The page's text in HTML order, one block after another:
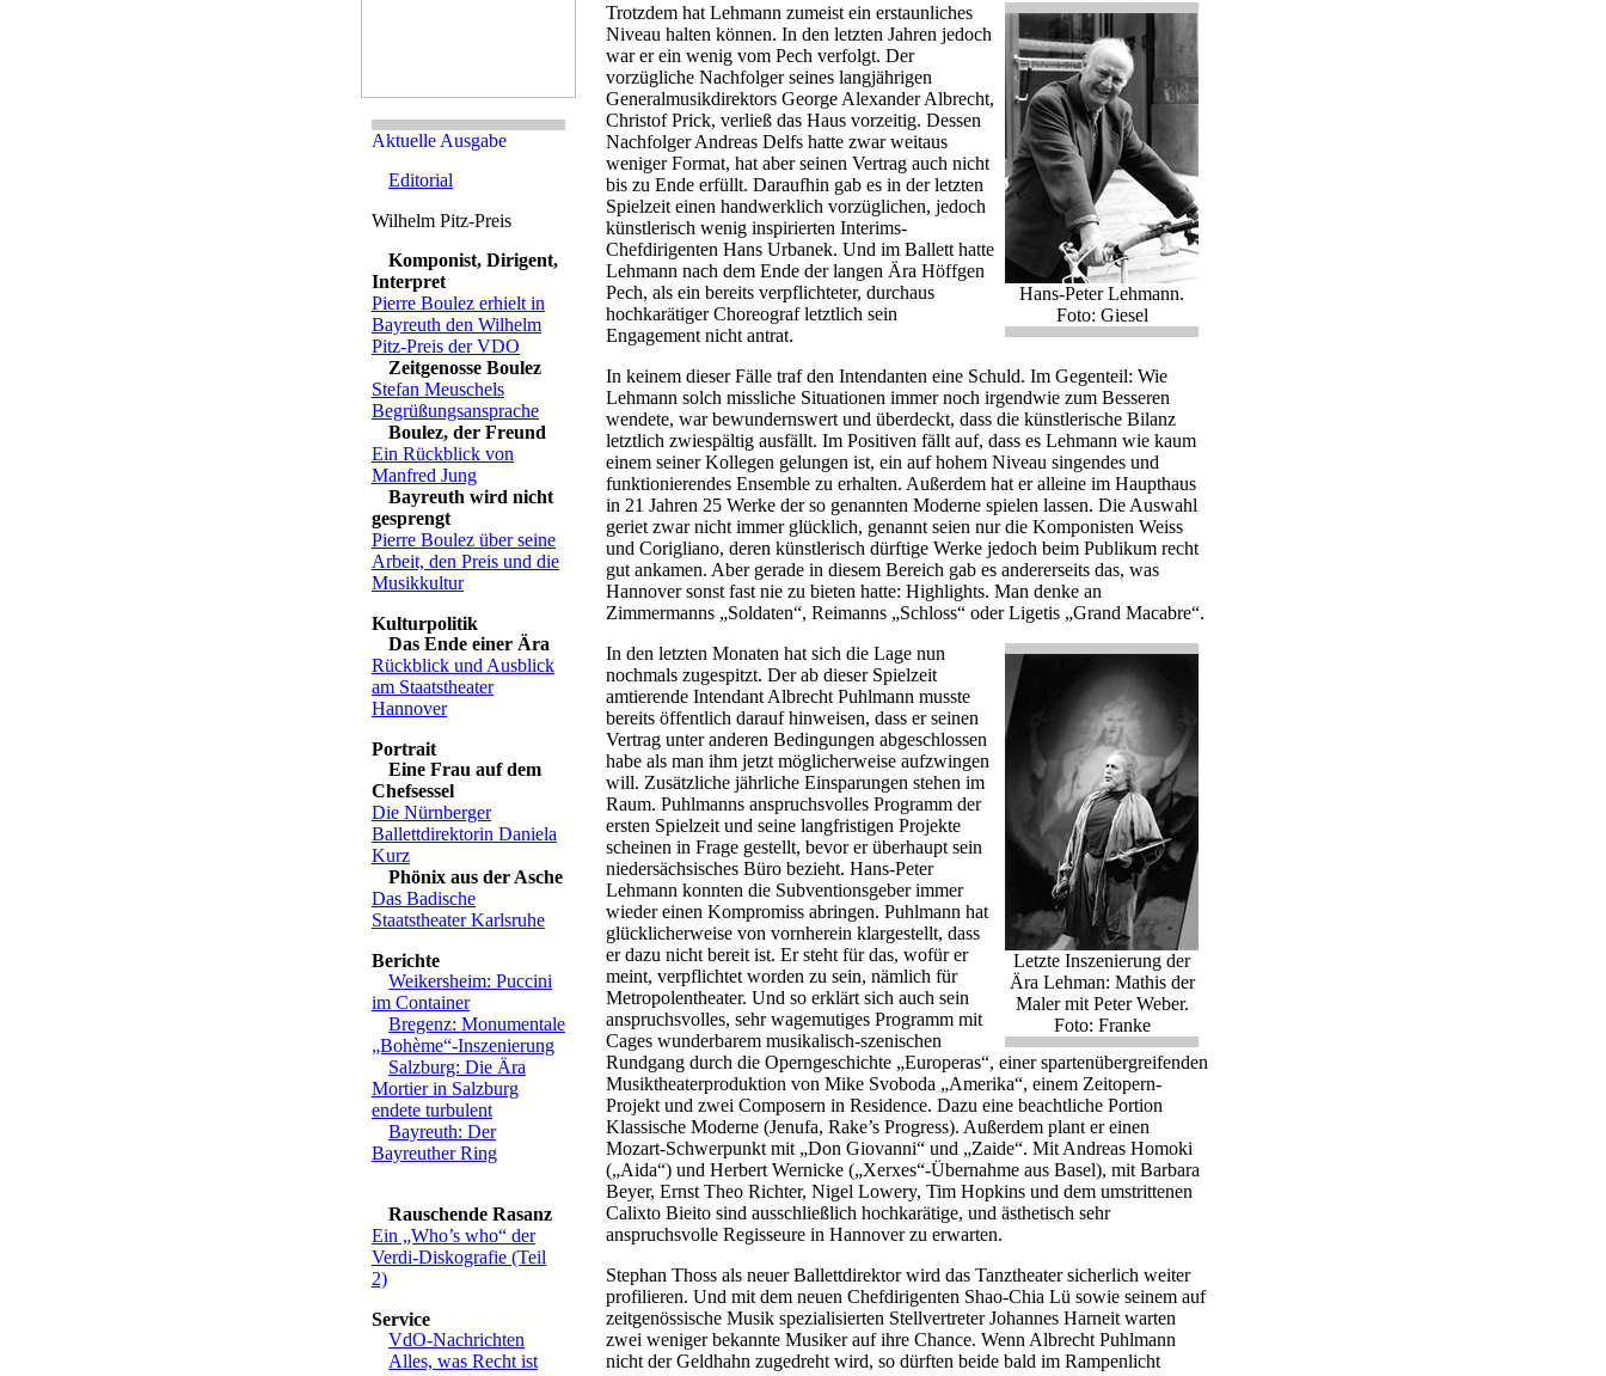
Editorial
Komponist, Dirigent,
Interpret
Pierre Boulez erhielt in
Bayreuth den Wilhelm
Pitz-Preis der VDO
Zeitgenosse Boulez
Stefan Meuschels
Begrüßungsansprache
Boulez, der Freund
Ein Rückblick von
Manfred Jung
Bayreuth wird nicht
gesprengt
Pierre Boulez über seine
Arbeit, den Preis und die
Musikkultur
Das Ende einer Ära
Rückblick und Ausblick
am Staatstheater
Hannover
Eine Frau auf dem
Chefsessel
Die Nürnberger
Ballettdirektorin Daniela
Kurz
Phönix aus der Asche
Das Badische
Staatstheater Karlsruhe
Weikersheim: Puccini
im Container
Bregenz: Monumentale
„Bohème“-Inszenierung
Salzburg: Die Ära
Mortier in Salzburg
endete turbulent
Bayreuth: Der
Bayreuther Ring
Rauschende Rasanz
Ein „Who’s who“ der
Verdi-Diskografie (Teil
2)
VdO-Nachrichten
Alles, was Recht ist
Hans-Peter Lehmann.
Foto: Giesel
Trotzdem hat Lehmann zumeist ein erstaunliches
Niveau halten können. In den letzten Jahren jedoch
war er ein wenig vom Pech verfolgt. Der
vorzügliche Nachfolger seines langjährigen
Generalmusikdirektors George Alexander Albrecht,
Christof Prick, verließ das Haus vorzeitig. Dessen
Nachfolger Andreas Delfs hatte zwar weitaus
weniger Format, hat aber seinen Vertrag auch nicht
bis zu Ende erfüllt. Daraufhin gab es in der letzten
Spielzeit einen handwerklich vorzüglichen, jedoch
künstlerisch wenig inspirierten Interims-
Chefdirigenten Hans Urbanek. Und im Ballett hatte
Lehmann nach dem Ende der langen Ära Höffgen
Pech, als ein bereits verpflichteter, durchaus
hochkarätiger Choreograf letztlich sein
Engagement nicht antrat.
In keinem dieser Fälle traf den Intendanten eine Schuld. Im Gegenteil: Wie
Lehmann solch missliche Situationen immer noch irgendwie zum Besseren
wendete, war bewundernswert und überdeckt, dass die künstlerische Bilanz
letztlich zwiespältig ausfällt. Im Positiven fällt auf, dass es Lehmann wie kaum
einem seiner Kollegen gelungen ist, ein auf hohem Niveau singendes und
funktionierendes Ensemble zu erhalten. Außerdem hat er alleine im Haupthaus
in 21 Jahren 25 Werke der so genannten Moderne spielen lassen. Die Auswahl
geriet zwar nicht immer glücklich, genannt seien nur die Komponisten Weiss
und Corigliano, deren künstlerisch dürftige Werke jedoch beim Publikum recht
gut ankamen. Aber gerade in diesem Bereich gab es andererseits das, was
Hannover sonst fast nie zu bieten hatte: Highlights. Man denke an
Zimmermanns „Soldaten“, Reimanns „Schloss“ oder Ligetis „Grand Macabre“.
Letzte Inszenierung der
Ära Lehman: Mathis der
Maler mit Peter Weber.
Foto: Franke
In den letzten Monaten hat sich die Lage nun
nochmals zugespitzt. Der ab dieser Spielzeit
amtierende Intendant Albrecht Puhlmann musste
bereits öffentlich darauf hinweisen, dass er seinen
Vertrag unter anderen Bedingungen abgeschlossen
habe als man ihm jetzt möglicherweise aufzwingen
will. Zusätzliche jährliche Einsparungen stehen im
Raum. Puhlmanns anspruchsvolles Programm der
ersten Spielzeit und seine langfristigen Projekte
scheinen in Frage gestellt, bevor er überhaupt sein
niedersächsisches Büro bezieht. Hans-Peter
Lehmann konnten die Subventionsgeber immer
wieder einen Kompromiss abringen. Puhlmann hat
glücklicherweise von vornherein klargestellt, dass
er dazu nicht bereit ist. Er steht für das, wofür er
meint, verpflichtet worden zu sein, nämlich für
Metropolentheater. Und so erklärt sich auch sein
anspruchsvolles, sehr wagemutiges Programm mit
Cages wunderbarem musikalisch-szenischen
Rundgang durch die Operngeschichte „Europeras“, einer spartenübergreifenden
Musiktheaterproduktion von Mike Svoboda „Amerika“, einem Zeitopern-
Projekt und zwei Composern in Residence. Dazu eine beachtliche Portion
Klassische Moderne (Jenufa, Rake’s Progress). Außerdem plant er einen
Mozart-Schwerpunkt mit „Don Giovanni“ und „Zaide“. Mit Andreas Homoki
(„Aida“) und Herbert Wernicke („Xerxes“-Übernahme aus Basel), mit Barbara
Beyer, Ernst Theo Richter, Nigel Lowery, Tim Hopkins und dem umstrittenen
Calixto Bieito sind ausschließlich hochkarätige, und ästhetisch sehr
anspruchsvolle Regisseure in Hannover zu erwarten.
Stephan Thoss als neuer Ballettdirektor wird das Tanztheater sicherlich weiter
profilieren. Und mit dem neuen Chefdirigenten Shao-Chia Lü sowie seinem auf
zeitgenössische Musik spezialisierten Stellvertreter Johannes Harneit warten
zwei weniger bekannte Musiker auf ihre Chance. Wenn Albrecht Puhlmann
nicht der Geldhahn zugedreht wird, so dürften beide bald im Rampenlicht